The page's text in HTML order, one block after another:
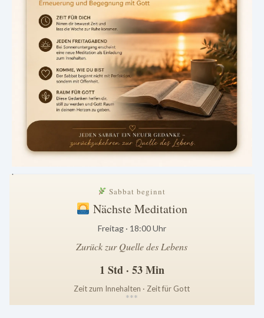
.
Sabbat beginnt
Nächste Meditation
Freitag · 18:00 Uhr
Zurück zur Quelle des Lebens
1 Std · 53 Min
Zeit zum Innehalten · Zeit für Gott
***